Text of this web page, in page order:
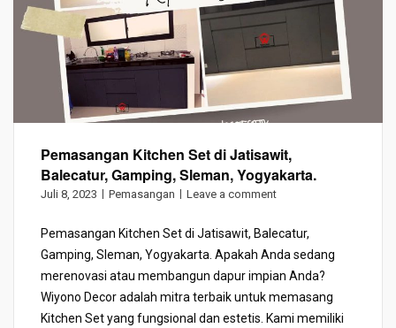
Pemasangan Kitchen Set di Jatisawit,
Balecatur, Gamping, Sleman, Yogyakarta.
Juli 8, 2023 Pemasangan Leave a comment
Pemasangan Kitchen Set di Jatisawit, Balecatur,
Gamping, Sleman, Yogyakarta. Apakah Anda sedang
merenovasi atau membangun dapur impian Anda?
Wiyono Decor adalah mitra terbaik untuk memasang
Kitchen Set yang fungsional dan estetis. Kami memiliki